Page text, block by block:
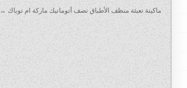
تصفّح
المقالات
ماكينة تعبئة منظف الأطباق نصف أتوماتيك ماركة ام توباك →